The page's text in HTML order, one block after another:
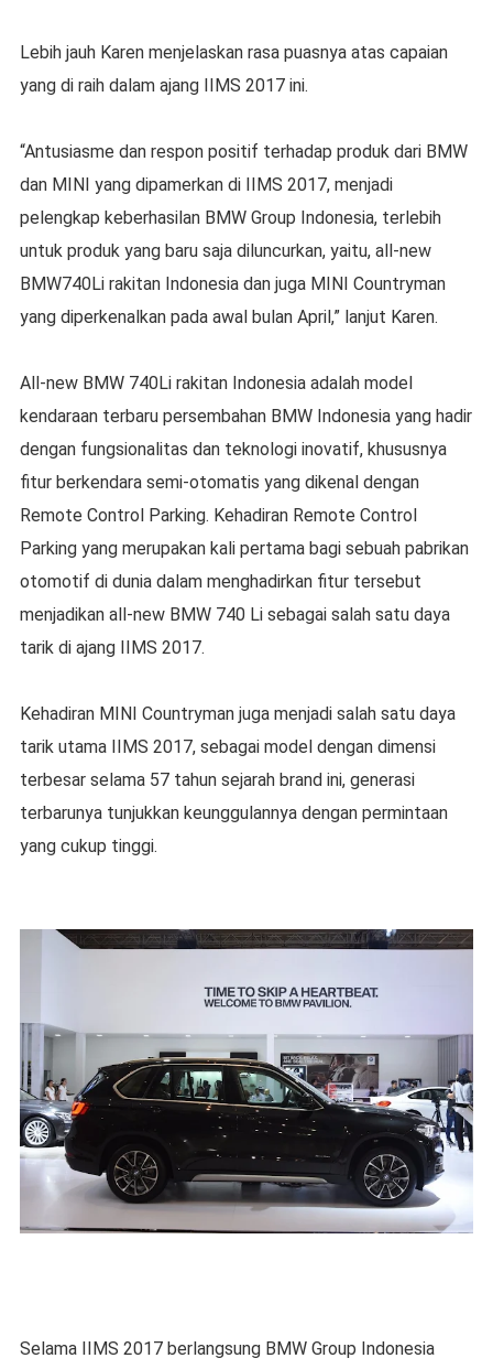
Lebih jauh Karen menjelaskan rasa puasnya atas capaian
yang di raih dalam ajang IIMS 2017 ini.
“Antusiasme dan respon positif terhadap produk dari BMW
dan MINI yang dipamerkan di IIMS 2017, menjadi
pelengkap keberhasilan BMW Group Indonesia, terlebih
untuk produk yang baru saja diluncurkan, yaitu, all-new
BMW740Li rakitan Indonesia dan juga MINI Countryman
yang diperkenalkan pada awal bulan April,” lanjut Karen.
All-new BMW 740Li rakitan Indonesia adalah model
kendaraan terbaru persembahan BMW Indonesia yang hadir
dengan fungsionalitas dan teknologi inovatif, khususnya
fitur berkendara semi-otomatis yang dikenal dengan
Remote Control Parking. Kehadiran Remote Control
Parking yang merupakan kali pertama bagi sebuah pabrikan
otomotif di dunia dalam menghadirkan fitur tersebut
menjadikan all-new BMW 740 Li sebagai salah satu daya
tarik di ajang IIMS 2017.
Kehadiran MINI Countryman juga menjadi salah satu daya
tarik utama IIMS 2017, sebagai model dengan dimensi
terbesar selama 57 tahun sejarah brand ini, generasi
terbarunya tunjukkan keunggulannya dengan permintaan
yang cukup tinggi.
Selama IIMS 2017 berlangsung BMW Group Indonesia